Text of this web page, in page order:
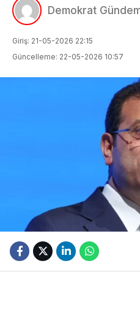
Demokrat
Giriş: 21-05-2026 22:15
Güncelleme: 22-05-2026 10:57